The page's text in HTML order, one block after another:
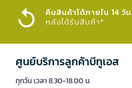
คืนสินค้าได้ภายใน 14 วัน
หลังได้รับสินค้า*
ศูนย์บริการลูกค้าบีทูเอส
ทุกวัน เวลา 8.30-18.00 น.